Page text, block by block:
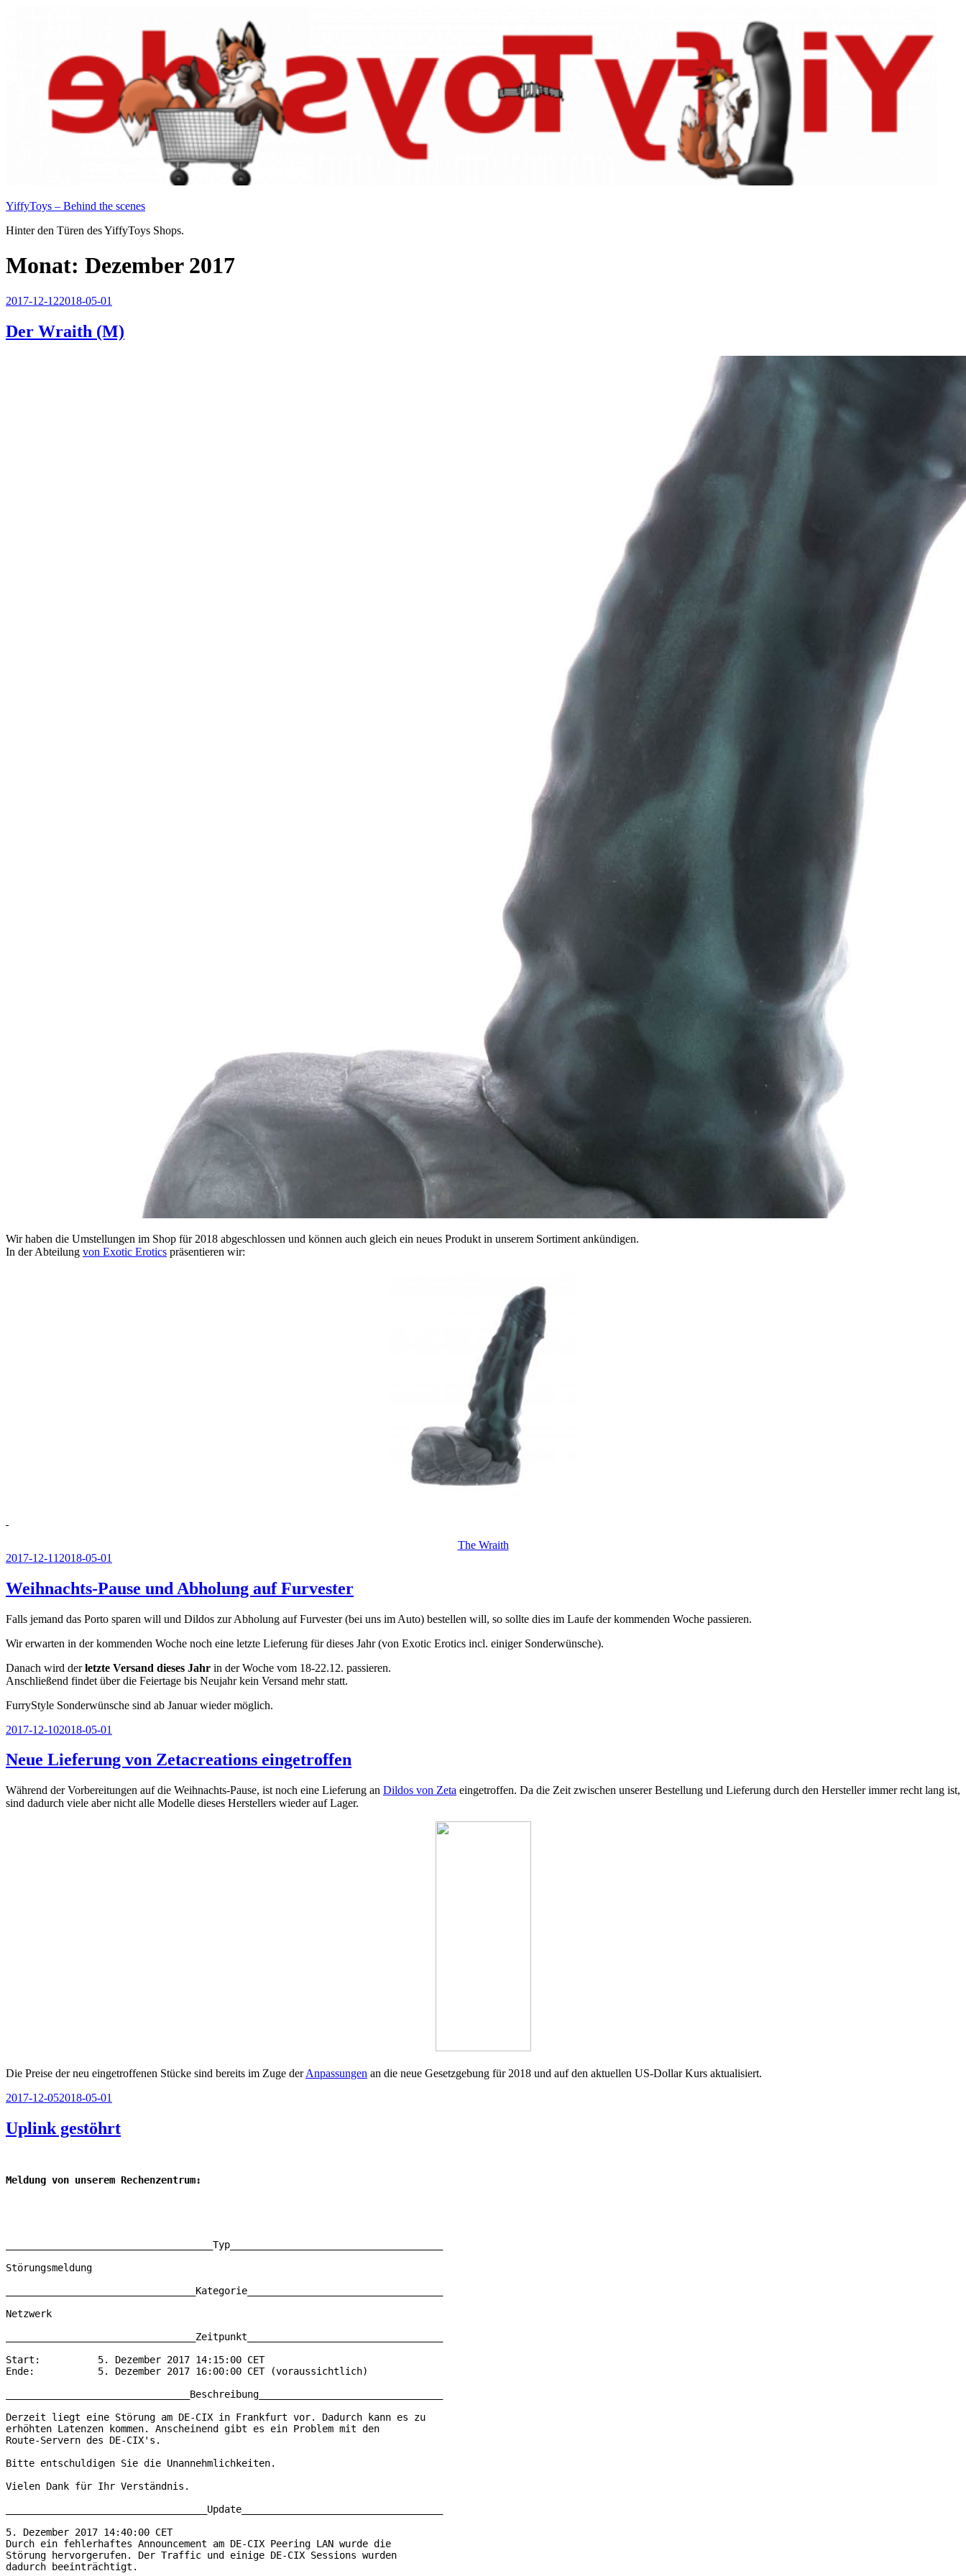
YiffyToys – Behind the scenes
Hinter den Türen des YiffyToys Shops.
Monat: Dezember 2017
Veröffentlicht
2017-12-122018-05-01
Der Wraith (M)
Wir haben die Umstellungen im Shop für 2018 abgeschlossen und können auch gleich ein neues Produkt in unserem Sortiment ankündigen.
In der Abteilung von Exotic Erotics präsentieren wir:
The Wraith
Veröffentlicht
2017-12-11 2018-05-01
Weihnachts-Pause und Abholung auf Furvester
Falls jemand das Porto sparen will und Dildos zur Abholung auf Furvester (bei uns im Auto) bestellen will, so sollte dies im Laufe der kommenden Woche passieren.
Wir erwarten in der kommenden Woche noch eine letzte Lieferung für dieses Jahr (von Exotic Erotics incl. einiger Sonderwünsche).
Danach wird derletzte Versand dieses Jahr in der Woche vom 18-22.12. passieren.
Anschließend findet über die Feiertage bis Neujahr kein Versand mehr statt.
FurryStyle Sonderwünsche sind ab Januar wieder möglich.
Veröffentlicht
2017-12-102018-05-01
Neue Lieferung von Zetacreations eingetroffen
Während der Vorbereitungen auf die Weihnachts-Pause, ist noch eine Lieferung an Dildos von Zeta eingetroffen. Da die Zeit zwischen unserer Bestellung und Lieferung durch den Hersteller immer recht lang ist,
sind dadurch viele aber nicht alle Modelle dieses Herstellers wieder auf Lager.
Die Preise der neu eingetroffenen Stücke sind bereits im Zuge derAnpassungen an die neue Gesetzgebung für 2018 und auf den aktuellen US-Dollar Kurs aktualisiert.
Veröffentlicht
2017-12-052018-05-01
Uplink gestöhrt
Meldung von unserem Rechenzentrum:
____________________________________Typ_____________________________________
Störungsmeldung
_________________________________Kategorie__________________________________
Netzwerk
_________________________________Zeitpunkt__________________________________
Start:          5. Dezember 2017 14:15:00 CET
Ende:           5. Dezember 2017 16:00:00 CET (voraussichtlich)
________________________________Beschreibung________________________________
Derzeit liegt eine Störung am DE-CIX in Frankfurt vor. Dadurch kann es zu
erhöhten Latenzen kommen. Anscheinend gibt es ein Problem mit den
Route-Servern des DE-CIX's.
Bitte entschuldigen Sie die Unannehmlichkeiten.
Vielen Dank für Ihr Verständnis.
___________________________________Update___________________________________
5. Dezember 2017 14:40:00 CET
Durch ein fehlerhaftes Announcement am DE-CIX Peering LAN wurde die
Störung hervorgerufen. Der Traffic und einige DE-CIX Sessions wurden
dadurch beeinträchtigt.